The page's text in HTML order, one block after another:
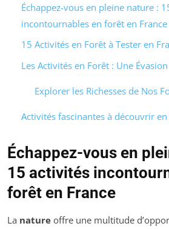
Échappez-vous en pleine nature :
incontournables en forêt en France
15 Activités en Forêt à Tester en
Les Activités en Forêt : Une
Explorer les Richesses de Nos
Activités fascinantes à découvrir
Échappez-vous en
15 activités
forêt en France
La nature offre une multitude